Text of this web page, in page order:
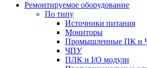
Ремонтируемое оборудование
По типу
Источники питания
Мониторы
Промышленные ПК и
ЧПУ
ПЛК и I/O модули